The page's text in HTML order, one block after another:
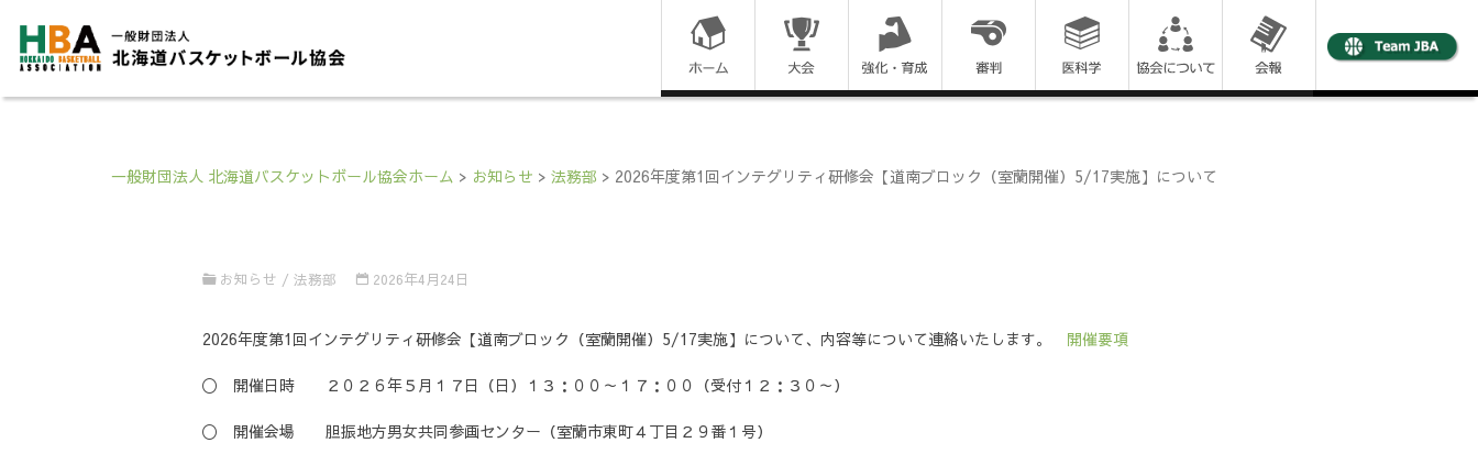
コ
ン
キ
ッ
プ
一般財団法人 北海道バスケットボール協会ホーム > お知らせ > 法務部 > 2026年度第1回インテグリティ研修会【道南ブロック（室蘭開催）5/17実施】について
お知らせ / 法務部 2026年4月24日
2026年度第1回インテグリティ研修会【道南ブロック（室蘭開催）5/17実施】について、内容等について連絡いたします。 開催要項
〇 開催日時 ２０２６年５月１７日（日）１３：００～１７：００（受付１２：３０～）
〇 開催会場 胆振地方男女共同参画センター（室蘭市東町４丁目２９番１号）